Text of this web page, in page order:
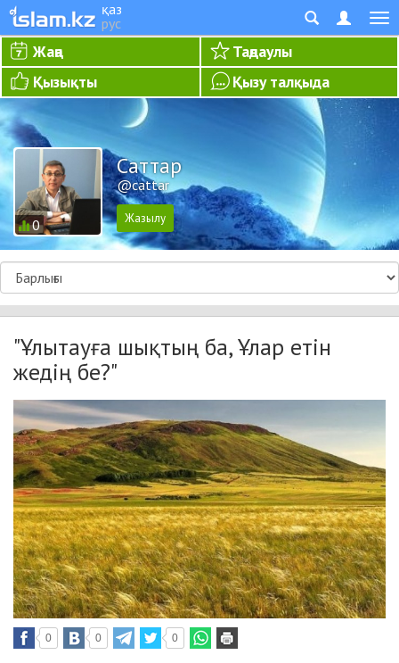
қаз
рус
Жаңа
Таңдаулы
Қызықты
Қызу талқыда
0
Cаттар
@cattar
"Ұлытауға шықтың ба, Ұлар етін
жедің бе?"
0 0 0